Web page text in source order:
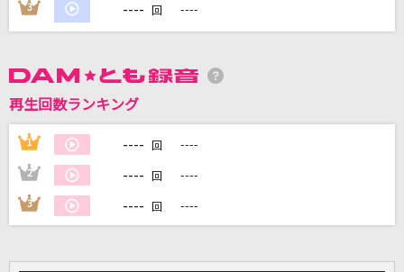
カラオケ最新情報をチェック！
3 ---- 回 ----
再生回数ランキング
1 ---- 回 ----
2 ---- 回 ----
3 ---- 回 ----